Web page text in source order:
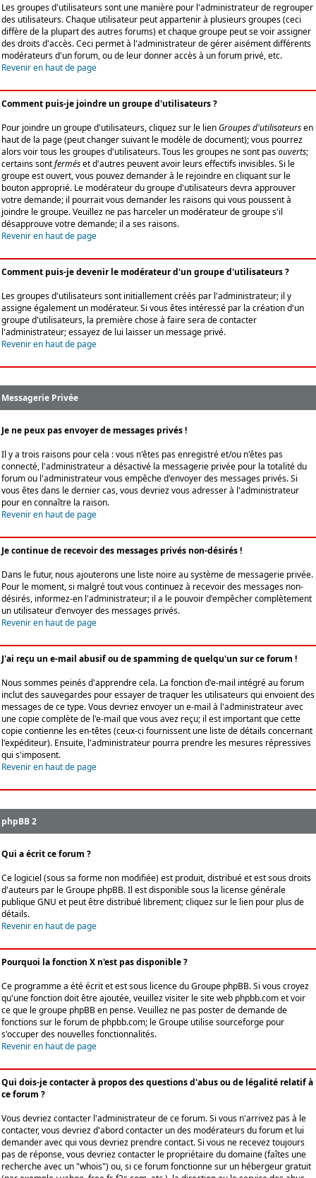
Les groupes d'utilisateurs sont une manière pour l'administrateur de regrouper
des utilisateurs. Chaque utilisateur peut appartenir à plusieurs groupes (ceci
diffère de la plupart des autres forums) et chaque groupe peut se voir assigner
des droits d'accès. Ceci permet à l'administrateur de gérer aisément différents
modérateurs d'un forum, ou de leur donner accès à un forum privé, etc.
Revenir en haut de page
Comment puis-je joindre un groupe d'utilisateurs ?
Pour joindre un groupe d'utilisateurs, cliquez sur le lienGroupes d'utilisateursen
haut de la page (peut changer suivant le modèle de document); vous pourrez
alors voir tous les groupes d'utilisateurs. Tous les groupes ne sont pasouverts;
certains sontferméset d'autres peuvent avoir leurs effectifs invisibles. Si le
groupe est ouvert, vous pouvez demander à le rejoindre en cliquant sur le
bouton approprié. Le modérateur du groupe d'utilisateurs devra approuver
votre demande; il pourrait vous demander les raisons qui vous poussent à
joindre le groupe. Veuillez ne pas harceler un modérateur de groupe s'il
désapprouve votre demande; il a ses raisons.
Revenir en haut de page
Comment puis-je devenir le modérateur d'un groupe d'utilisateurs ?
Les groupes d'utilisateurs sont initiallement créés par l'administrateur; il y
assigne également un modérateur. Si vous êtes intéressé par la création d'un
groupe d'utilisateurs, la première chose à faire sera de contacter
l'administrateur; essayez de lui laisser un message privé.
Revenir en haut de page
Messagerie Privée
Je ne peux pas envoyer de messages privés !
Il y a trois raisons pour cela : vous n'êtes pas enregistré et/ou n'êtes pas
connecté, l'administrateur a désactivé la messagerie privée pour la totalité du
forum ou l'administrateur vous empêche d'envoyer des messages privés. Si
vous êtes dans le dernier cas, vous devriez vous adresser à l'administrateur
pour en connaître la raison.
Revenir en haut de page
Je continue de recevoir des messages privés non-désirés !
Dans le futur, nous ajouterons une liste noire au système de messagerie privée.
Pour le moment, si malgré tout vous continuez à recevoir des messages non-
désirés, informez-en l'administrateur; il a le pouvoir d'empêcher complètement
un utilisateur d'envoyer des messages privés.
Revenir en haut de page
J'ai reçu un e-mail abusif ou de spamming de quelqu'un sur ce forum !
Nous sommes peinés d'apprendre cela. La fonction d'e-mail intégré au forum
inclut des sauvegardes pour essayer de traquer les utilisateurs qui envoient des
messages de ce type. Vous devriez envoyer un e-mail à l'administrateur avec
une copie complète de l'e-mail que vous avez reçu; il est important que cette
copie contienne les en-têtes (ceux-ci fournissent une liste de détails concernant
l'expéditeur). Ensuite, l'administrateur pourra prendre les mesures répressives
qui s'imposent.
Revenir en haut de page
phpBB 2
Qui a écrit ce forum ?
Ce logiciel (sous sa forme non modifiée) est produit, distribué et est sous droits
d'auteurs par leGroupe phpBB. Il est disponible sous la license générale
publique GNU et peut être distribué librement; cliquez sur le lien pour plus de
détails.
Revenir en haut de page
Pourquoi la fonction X n'est pas disponible ?
Ce programme a été écrit et est sous licence du Groupe phpBB. Si vous croyez
qu'une fonction doit être ajoutée, veuillez visiter le site web phpbb.com et voir
ce que le groupe phpBB en pense. Veuillez ne pas poster de demande de
fonctions sur le forum de phpbb.com; le Groupe utilise sourceforge pour
s'occuper des nouvelles fonctionnalités.
Revenir en haut de page
Qui dois-je contacter à propos des questions d'abus ou de légalité relatif à
ce forum ?
Vous devriez contacter l'administrateur de ce forum. Si vous n'arrivez pas à le
contacter, vous devriez d'abord contacter un des modérateurs du forum et lui
demander avec qui vous devriez prendre contact. Si vous ne recevez toujours
pas de réponse, vous devriez contacter le propriétaire du domaine (faîtes une
recherche avec un "whois") ou, si ce forum fonctionne sur un hébergeur gratuit